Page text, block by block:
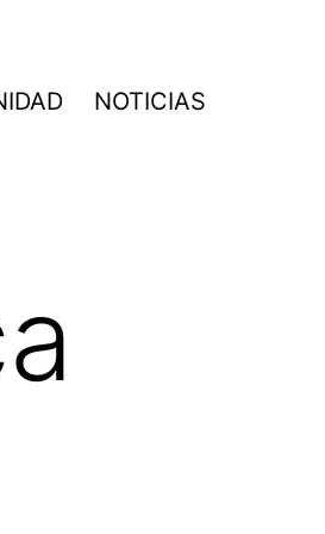
NOTICIAS